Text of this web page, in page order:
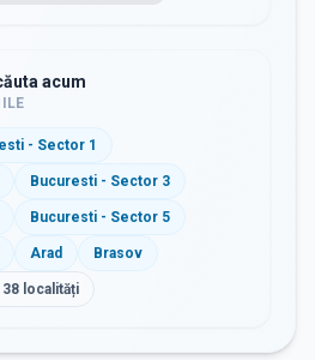
acum
- Sector 1
Bucuresti - Sector 3
Bucuresti - Sector 5
Arad Brasov
38 localități